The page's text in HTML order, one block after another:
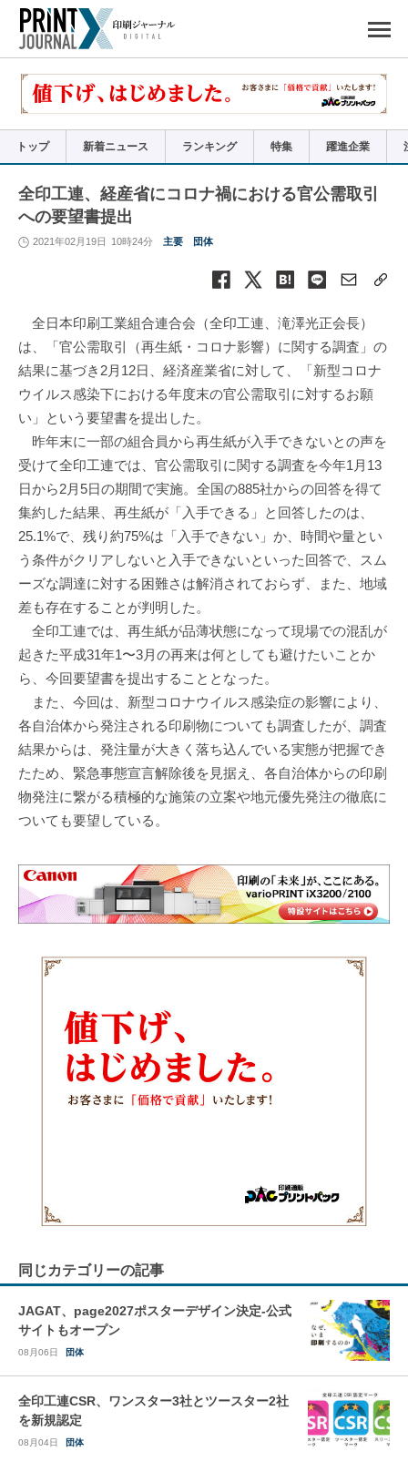
で
リ
トップ 新着ニュース ランキング 特集 躍進企業
全印工連、経産省にコロナ禍における官公需取引
への要望書提出
2021年02月19日 10時24分 主要 団体
全日本印刷工業組合連合会（全印工連、滝澤光正会長）
は、「官公需取引（再生紙・コロナ影響）に関する調査」の
結果に基づき2月12日、経済産業省に対して、「新型コロナ
ウイルス感染下における年度末の官公需取引に対するお願
い」という要望書を提出した。
昨年末に一部の組合員から再生紙が入手できないとの声を
受けて全印工連では、官公需取引に関する調査を今年1月13
日から2月5日の期間で実施。全国の885社からの回答を得て
集約した結果、再生紙が「入手できる」と回答したのは、
25.1%で、残り約75%は「入手できない」か、時間や量とい
う条件がクリアしないと入手できないといった回答で、スム
ーズな調達に対する困難さは解消されておらず、また、地域
差も存在することが判明した。
全印工連では、再生紙が品薄状態になって現場での混乱が
起きた平成31年1〜3月の再来は何としても避けたいことか
ら、今回要望書を提出することとなった。
また、今回は、新型コロナウイルス感染症の影響により、
各自治体から発注される印刷物についても調査したが、調査
結果からは、発注量が大きく落ち込んでいる実態が把握でき
たため、緊急事態宣言解除後を見据え、各自治体からの印刷
物発注に繋がる積極的な施策の立案や地元優先発注の徹底に
ついても要望している。
同じカテゴリーの記事
JAGAT、page2027ポスターデザイン決定-公式
サイトもオープン
08月06日 団体
全印工連CSR、ワンスター3社とツースター2社
を新規認定
08月04日 団体